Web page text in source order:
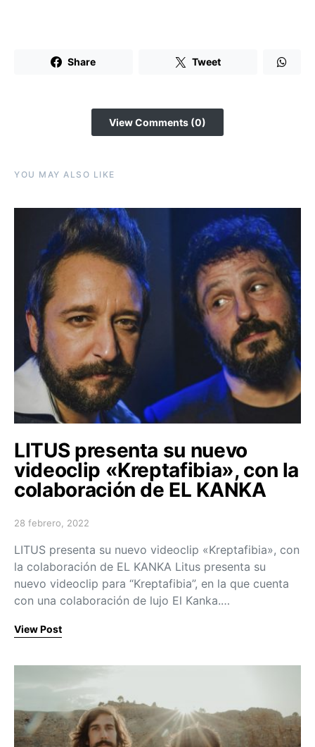
Share Tweet
View Comments (0)
YOU MAY ALSO LIKE
LITUS presenta su nuevo
videoclip «Kreptafibia», con la
colaboración de EL KANKA
Posted on
28 febrero, 2022
LITUS presenta su nuevo videoclip «Kreptafibia», con
la colaboración de EL KANKA Litus presenta su
nuevo videoclip para “Kreptafibia”, en la que cuenta
con una colaboración de lujo El Kanka.…
View Post